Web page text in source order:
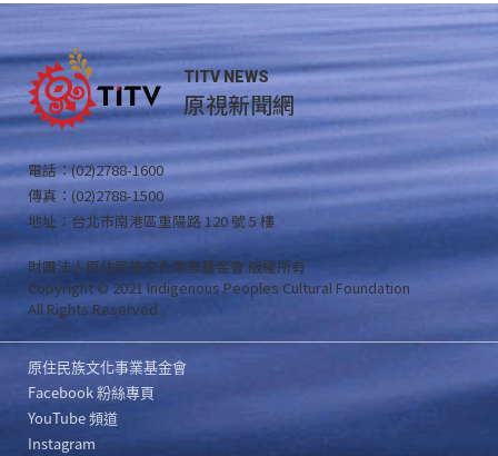
TITV NEWS
原視新聞網
電話：(02)2788-1600
傳真：(02)2788-1500
地址：台北市南港區重陽路 120 號 5 樓
財團法人原住民族文化事業基金會 版權所有
Copyright © 2021 Indigenous Peoples Cultural Foundation
All Rights Reserved .
原住民族文化事業基金會
Facebook 粉絲專頁
YouTube 頻道
Instagram